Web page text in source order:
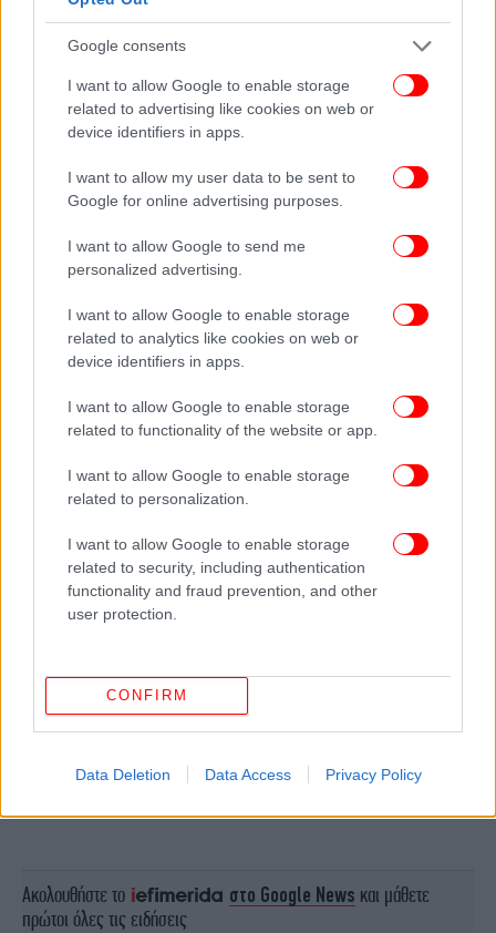
Google consents
I want to allow Google to enable storage
related to advertising like cookies on web or
device identifiers in apps.
I want to allow my user data to be sent to
Google for online advertising purposes.
I want to allow Google to send me
personalized advertising.
I want to allow Google to enable storage
related to analytics like cookies on web or
device identifiers in apps.
I want to allow Google to enable storage
related to functionality of the website or app.
I want to allow Google to enable storage
related to personalization.
I want to allow Google to enable storage
related to security, including authentication
functionality and fraud prevention, and other
user protection.
CONFIRM
Data Deletion Data Access Privacy Policy
Τρελό πάρτι για το τέλος των γυρισμάτων Emily in Paris
πλαστικό άλογο
Η Μαντόνα αποκαλύπτει: Με αυτόν τον σούπερ
διάσημο άνδρα έκανα το καλύτερο σεξ της ζωής μου
Ο Δημήτρης Σταρόβας στο iefimerida δύο χρόνια μετά
το εγκεφαλικό: «Μακάρι να είχε συμβεί δέκα χρόνια
Ακολουθήστε το στο Google News και μάθετε
πρώτοι όλες τις ειδήσεις